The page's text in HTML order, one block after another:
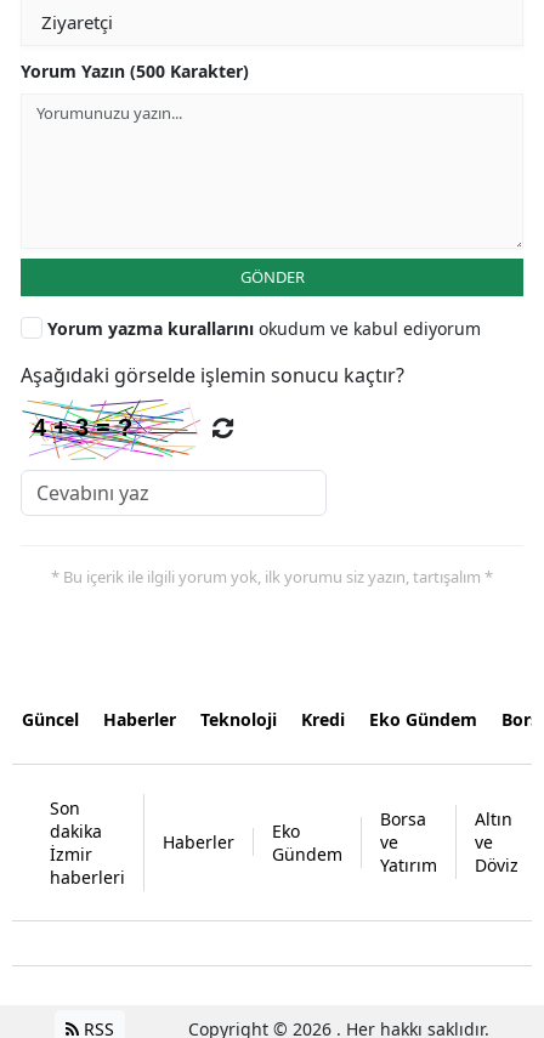
Yorum Yazın (500 Karakter)
GÖNDER
Yorum yazma kurallarını okudum ve kabul ediyorum
Aşağıdaki görselde işlemin sonucu kaçtır?
* Bu içerik ile ilgili yorum yok, ilk yorumu siz yazın, tartışalım *
Güncel Haberler Teknoloji Kredi Eko Gündem
Son
dakika
İzmir
haberleri
Haberler
Eko
Gündem
Borsa
ve
Yatırım
Altın
ve
Döviz
RSS Copyright © 2026 . Her hakkı saklıdır.